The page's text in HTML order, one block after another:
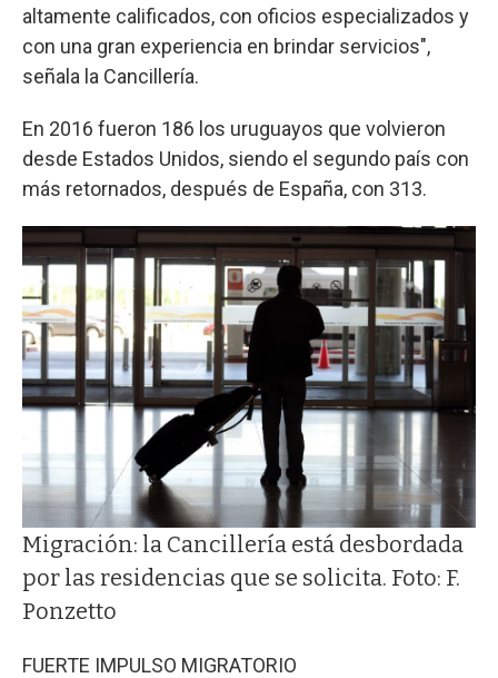
altamente calificados, con oficios especializados y
con una gran experiencia en brindar servicios",
señala la Cancillería.
En 2016 fueron 186 los uruguayos que volvieron
desde Estados Unidos, siendo el segundo país con
más retornados, después de España, con 313.
Migración: la Cancillería está desbordada
por las residencias que se solicita. Foto: F.
Ponzetto
FUERTE IMPULSO MIGRATORIO